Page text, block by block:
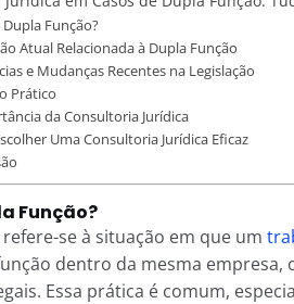
Função?
Atual Relacionada à Dupla Função
e Mudanças Recentes na Legislação
Prático
da Consultoria Jurídica
Uma Consultoria Jurídica Eficaz
Função?
se à situação em que um
dentro da mesma empresa,
Essa prática é comum,